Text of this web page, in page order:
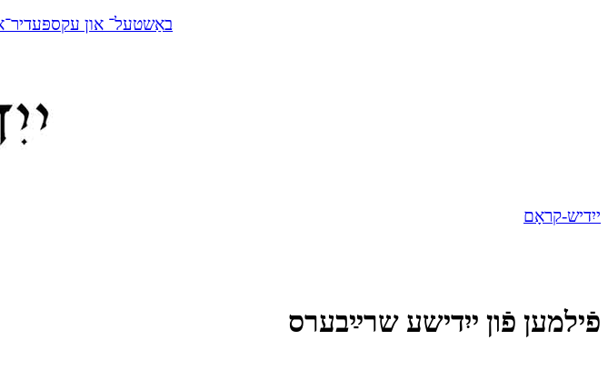
באַשטעל־ און
ייִדיש-קראָם
פֿילמען פֿון ייִדישע שרײַבערס